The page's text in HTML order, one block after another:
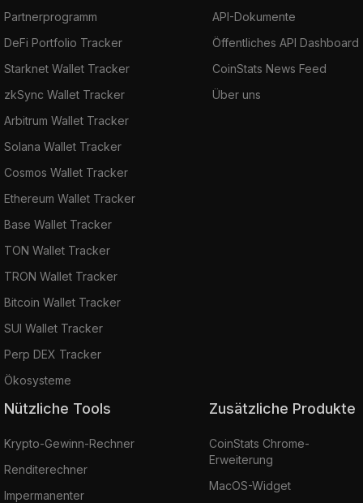
Partnerprogramm
DeFi Portfolio Tracker
Starknet Wallet Tracker
zkSync Wallet Tracker
Arbitrum Wallet Tracker
Solana Wallet Tracker
Cosmos Wallet Tracker
Ethereum Wallet Tracker
Base Wallet Tracker
TON Wallet Tracker
TRON Wallet Tracker
Bitcoin Wallet Tracker
SUI Wallet Tracker
Perp DEX Tracker
Ökosysteme
API-Dokumente
Öffentliches API Dashboard
CoinStats News Feed
Über uns
Nützliche Tools
Krypto-Gewinn-Rechner
Renditerechner
Impermanenter
Zusätzliche Produkte
CoinStats Chrome-
Erweiterung
MacOS-Widget